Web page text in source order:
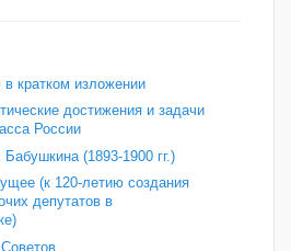
кратком изложении
достижения и задачи
России
(1893-1900 гг.)
(к 120‑летию создания
депутатов в